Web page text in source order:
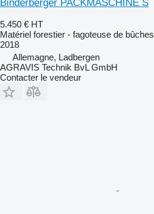
Binderberger PACKMASCHINE S
5.450 € HT
Matériel forestier - fagoteuse de bûches
2018
Allemagne, Ladbergen
AGRAVIS Technik BvL GmbH
Contacter le vendeur